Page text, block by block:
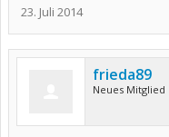
23. Juli 2014
frieda89
Neues Mitglied